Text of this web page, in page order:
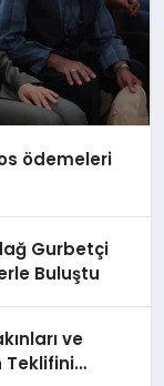
ödemeleri
Gurbetçi
Buluştu
ve
Teklifini